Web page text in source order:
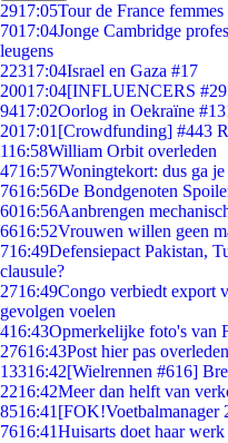
2917:05Tour de France
7017:04Jonge Cambridge
leugens
22317:04Israel en Gaza #17
20017:04[INFLUENCERS
9417:02Oorlog in Oekraïne
2017:01 [Crowdfunding] #443
116:58William Orbit overleden
4716:57Woningtekort: dus ga
7616:56De Bondgenoten
6016:56Aanbrengen
6616:52Vrouwen willen geen
716:49Defensiepact Pakistan,
clausule?
2716:49Congo verbiedt export
gevolgen voelen
416:43Opmerkelijke foto's van
27616:43Post hier pas
13316:42[Wielrennen #616]
2216:42Meer dan helft van
8516:41 [FOK!Voetbalmanager
7616:41Huisarts doet haar